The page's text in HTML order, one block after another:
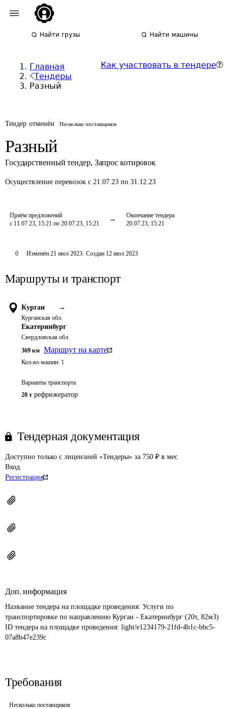
Найти грузы Найти машины
Главная
Тендеры
Разный
Как участвовать в тендере
Тендер отменён Несколько поставщиков
Разный
Государственный тендер, Запрос котировок
Осуществление перевозок с 21.07.23 по 31.12.23
Приём предложений
с 11.07.23, 15:21 по 20.07.23, 15:21
Окончание тендера
20.07.23, 15:21
0 Изменён 21 июл 2023. Создан 12 июл 2023
Маршруты и транспорт
Курган →
Курганская обл.
Екатеринбург
Свердловская обл.
369 км Маршрут на карте
Кол-во машин: 1
Варианты транспорта
20 т рефрижератор
Тендерная документация
Доступно только с лицензией «Тендеры» за 750 ₽ в мес
Вход
Регистрация
Доп. информация
Название тендера на площадке проведения: Услуги по
транспортировке по направлению Курган - Екатеринбург (20т, 82м3)
ID тендера на площадке проведения: light/e1234179-21fd-4b1c-bbc5-
07a8b47e239c
Требования
Несколько поставщиков